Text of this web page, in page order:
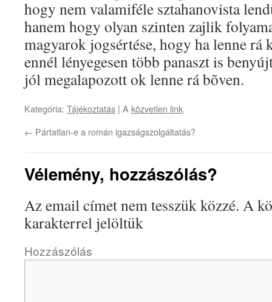
hogy nem valamiféle sztahanovista
hanem hogy olyan szinten zajlik
magyarok jogsértése, hogy ha lenne rá
ennél lényegesen több panaszt is
jól megalapozott ok lenne rá bõven.
Kategória: Tájékoztatás | A közvetlen link.
← Pártatlan-e a román igazságszolgáltatás?
Vélemény, hozzászólás?
Az email címet nem tesszük közzé. A
karakterrel jelöltük
Hozzászólás